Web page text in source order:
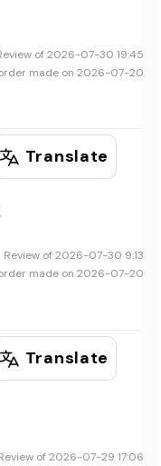
of 2026-07-30 19:45
made on 2026-07-20
Translate
Review of 2026-07-30 9:13
made on 2026-07-20
Translate
of 2026-07-29 17:06